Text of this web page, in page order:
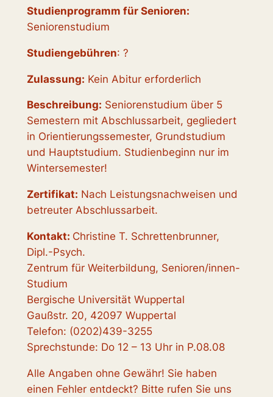
Studienprogramm für Senioren:
Seniorenstudium
Studiengebühren: ?
Zulassung: Kein Abitur erforderlich
Beschreibung: Seniorenstudium über 5
Semestern mit Abschlussarbeit, gegliedert
in Orientierungssemester, Grundstudium
und Hauptstudium. Studienbeginn nur im
Wintersemester!
Zertifikat: Nach Leistungsnachweisen und
betreuter Abschlussarbeit.
Kontakt: Christine T. Schrettenbrunner,
Dipl.-Psych.
Zentrum für Weiterbildung, Senioren/innen-
Studium
Bergische Universität Wuppertal
Gaußstr. 20, 42097 Wuppertal
Telefon: (0202)439-3255
Sprechstunde: Do 12 – 13 Uhr in P.08.08
Alle Angaben ohne Gewähr! Sie haben
einen Fehler entdeckt? Bitte rufen Sie uns